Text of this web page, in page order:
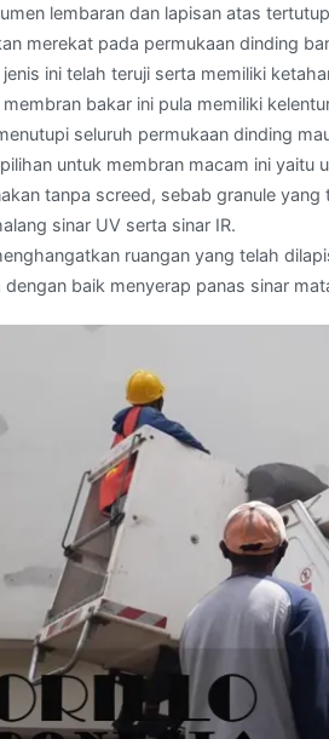
lembaran dan lapisan atas
merekat pada permukaan dinding
ini telah teruji serta memiliki
bakar ini pula memiliki
seluruh permukaan dinding
untuk membran macam ini
tanpa screed, sebab granule
sinar UV serta sinar IR.
ruangan yang telah
baik menyerap panas sinar